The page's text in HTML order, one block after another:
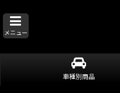
メニュー
車種別商品